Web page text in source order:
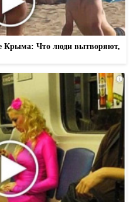
Крыма: Что люди вытворяют,
i